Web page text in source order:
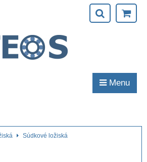
Menu
Súdkové ložiská